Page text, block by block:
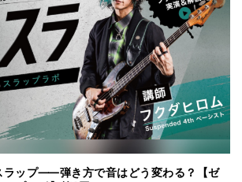
ラップ⸺弾き方で音はどう変わる？【ゼ